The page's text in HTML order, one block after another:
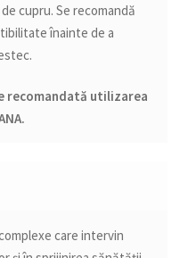
cupru. Se recomandă
înainte de a
recomandată utilizarea
care intervin